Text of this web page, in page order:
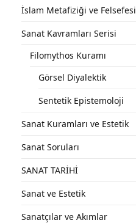
İslam Metafiziği ve Felsefesi
Sanat Kavramları Serisi
Filomythos Kuramı
Görsel Diyalektik
Sentetik Epistemoloji
Sanat Kuramları ve Estetik
Sanat Soruları
SANAT TARİHİ
Sanat ve Estetik
Sanatçılar ve Akımlar